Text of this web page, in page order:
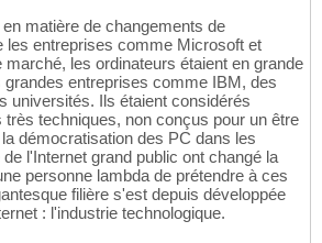
matière de changements de
les entreprises comme Microsoft et
les ordinateurs étaient en grande
grandes entreprises comme IBM, des
universités. Ils étaient considérés
techniques, non conçus pour un être
démocratisation des PC dans les
l'Internet grand public ont changé la
personne lambda de prétendre à ces
filière s'est depuis développée
: l'industrie technologique.